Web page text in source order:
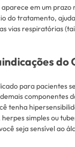
aparece em um prazo
do tratamento,
vias respiratórias
do
para pacientes
componentes
tenha
simples ou
seja sensível ao